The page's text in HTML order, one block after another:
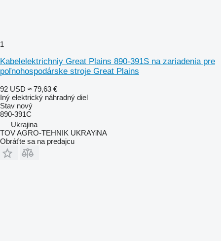
1
Kabelelektrichniy Great Plains 890-391S na zariadenia pre
poľnohospodárske stroje Great Plains
92 USD ≈ 79,63 €
Iný elektrický náhradný diel
Stav nový
890-391С
Ukrajina
TOV AGRO-TEHNIK UKRAYiNA
Obráťte sa na predajcu